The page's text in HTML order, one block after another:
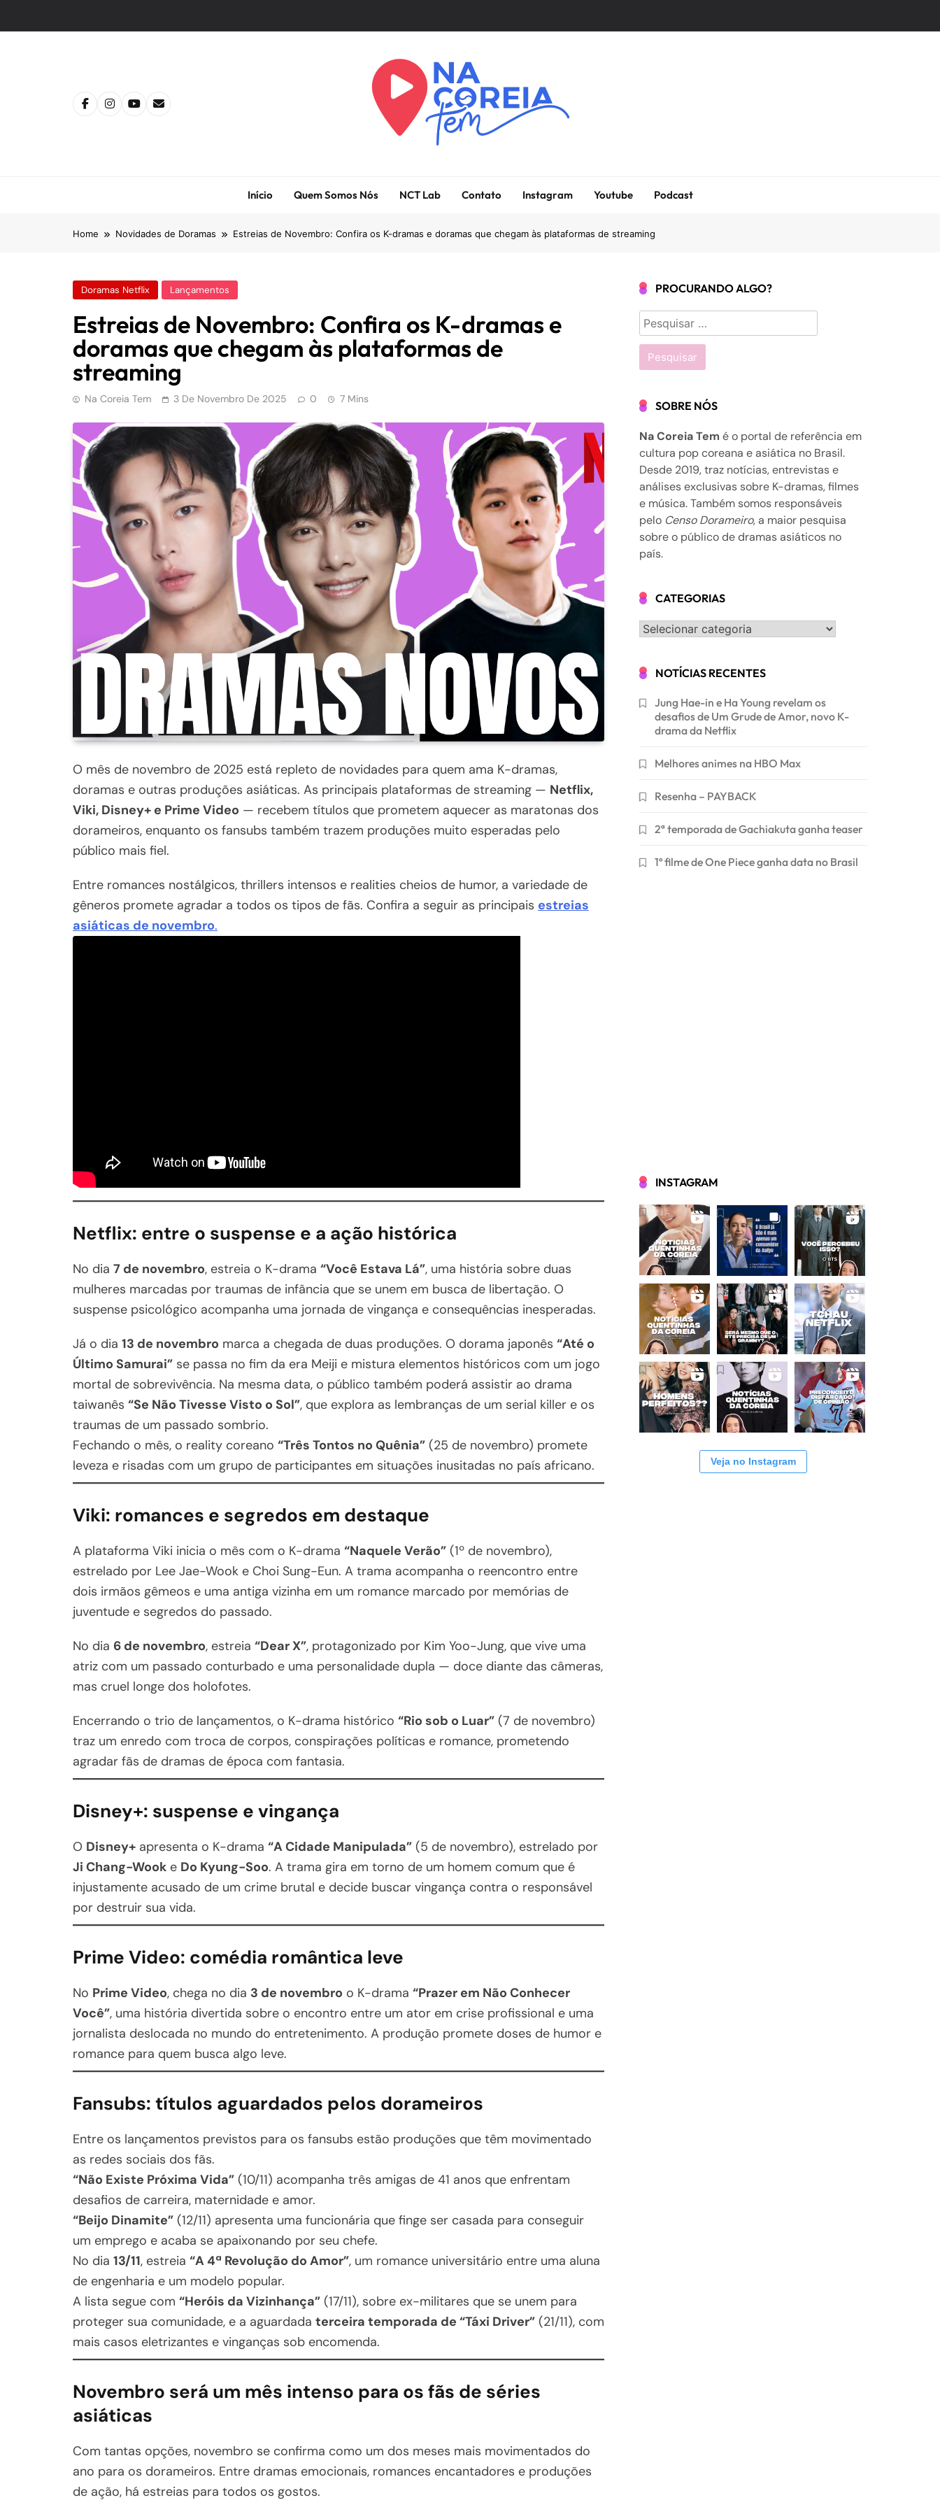
Início Quem Somos Nós NCT Lab Contato Instagram Youtube Podcast
Home Novidades de Doramas Estreias de Novembro: Confira os K-dramas e doramas que chegam às plataformas de streaming
Doramas Netflix Lançamentos
Estreias de Novembro: Confira os K-dramas e
doramas que chegam às plataformas de
streaming
Na Coreia Tem 3 De Novembro De 2025 0 7 Mins
O mês de novembro de 2025 está repleto de novidades para quem ama K-dramas,
doramas e outras produções asiáticas. As principais plataformas de streaming — Netflix,
Viki, Disney+ e Prime Video — recebem títulos que prometem aquecer as maratonas dos
dorameiros, enquanto os fansubs também trazem produções muito esperadas pelo
público mais fiel.
Entre romances nostálgicos, thrillers intensos e realities cheios de humor, a variedade de
gêneros promete agradar a todos os tipos de fãs. Confira a seguir as principais estreias
asiáticas de novembro.
Netflix: entre o suspense e a ação histórica
No dia 7 de novembro, estreia o K-drama “Você Estava Lá”, uma história sobre duas
mulheres marcadas por traumas de infância que se unem em busca de libertação. O
suspense psicológico acompanha uma jornada de vingança e consequências inesperadas.
Já o dia 13 de novembro marca a chegada de duas produções. O dorama japonês “Até o
Último Samurai” se passa no fim da era Meiji e mistura elementos históricos com um jogo
mortal de sobrevivência. Na mesma data, o público também poderá assistir ao drama
taiwanês “Se Não Tivesse Visto o Sol”, que explora as lembranças de um serial killer e os
traumas de um passado sombrio.
Fechando o mês, o reality coreano “Três Tontos no Quênia” (25 de novembro) promete
leveza e risadas com um grupo de participantes em situações inusitadas no país africano.
Viki: romances e segredos em destaque
A plataforma Viki inicia o mês com o K-drama “Naquele Verão” (1º de novembro),
estrelado por Lee Jae-Wook e Choi Sung-Eun. A trama acompanha o reencontro entre
dois irmãos gêmeos e uma antiga vizinha em um romance marcado por memórias de
juventude e segredos do passado.
No dia 6 de novembro, estreia “Dear X”, protagonizado por Kim Yoo-Jung, que vive uma
atriz com um passado conturbado e uma personalidade dupla — doce diante das câmeras,
mas cruel longe dos holofotes.
Encerrando o trio de lançamentos, o K-drama histórico “Rio sob o Luar” (7 de novembro)
traz um enredo com troca de corpos, conspirações políticas e romance, prometendo
agradar fãs de dramas de época com fantasia.
Disney+: suspense e vingança
O Disney+ apresenta o K-drama “A Cidade Manipulada” (5 de novembro), estrelado por
Ji Chang-Wook e Do Kyung-Soo. A trama gira em torno de um homem comum que é
injustamente acusado de um crime brutal e decide buscar vingança contra o responsável
por destruir sua vida.
Prime Video: comédia romântica leve
No Prime Video, chega no dia 3 de novembro o K-drama “Prazer em Não Conhecer
Você”, uma história divertida sobre o encontro entre um ator em crise profissional e uma
jornalista deslocada no mundo do entretenimento. A produção promete doses de humor e
romance para quem busca algo leve.
Fansubs: títulos aguardados pelos dorameiros
Entre os lançamentos previstos para os fansubs estão produções que têm movimentado
as redes sociais dos fãs.
“Não Existe Próxima Vida” (10/11) acompanha três amigas de 41 anos que enfrentam
desafios de carreira, maternidade e amor.
“Beijo Dinamite” (12/11) apresenta uma funcionária que finge ser casada para conseguir
um emprego e acaba se apaixonando por seu chefe.
No dia 13/11, estreia “A 4ª Revolução do Amor”, um romance universitário entre uma aluna
de engenharia e um modelo popular.
A lista segue com “Heróis da Vizinhança” (17/11), sobre ex-militares que se unem para
proteger sua comunidade, e a aguardada terceira temporada de “Táxi Driver” (21/11), com
mais casos eletrizantes e vinganças sob encomenda.
Novembro será um mês intenso para os fãs de séries
asiáticas
Com tantas opções, novembro se confirma como um dos meses mais movimentados do
ano para os dorameiros. Entre dramas emocionais, romances encantadores e produções
de ação, há estreias para todos os gostos.
PROCURANDO ALGO?
Pesquisar
por:
SOBRE NÓS
Na Coreia Tem é o portal de referência em
cultura pop coreana e asiática no Brasil.
Desde 2019, traz notícias, entrevistas e
análises exclusivas sobre K-dramas, filmes
e música. Também somos responsáveis
pelo Censo Dorameiro, a maior pesquisa
sobre o público de dramas asiáticos no
país.
CATEGORIAS
Categorias
NOTÍCIAS RECENTES
Jung Hae-in e Ha Young revelam os
desafios de Um Grude de Amor, novo K-
drama da Netflix
Melhores animes na HBO Max
Resenha – PAYBACK
2ª temporada de Gachiakuta ganha teaser
1º filme de One Piece ganha data no Brasil
INSTAGRAM
Veja no Instagram